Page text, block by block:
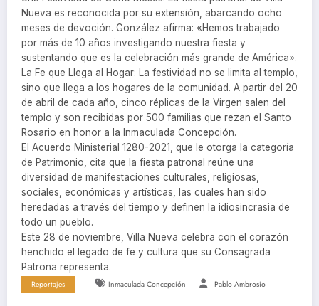
Nueva es reconocida por su extensión, abarcando ocho
meses de devoción. González afirma: «Hemos trabajado
por más de 10 años investigando nuestra fiesta y
sustentando que es la celebración más grande de América».
La Fe que Llega al Hogar: La festividad no se limita al templo,
sino que llega a los hogares de la comunidad. A partir del 20
de abril de cada año, cinco réplicas de la Virgen salen del
templo y son recibidas por 500 familias que rezan el Santo
Rosario en honor a la Inmaculada Concepción.
El Acuerdo Ministerial 1280-2021, que le otorga la categoría
de Patrimonio, cita que la fiesta patronal reúne una
diversidad de manifestaciones culturales, religiosas,
sociales, económicas y artísticas, las cuales han sido
heredadas a través del tiempo y definen la idiosincrasia de
todo un pueblo.
Este 28 de noviembre, Villa Nueva celebra con el corazón
henchido el legado de fe y cultura que su Consagrada
Patrona representa.
Reportajes Inmaculada Concepción Pablo Ambrosio